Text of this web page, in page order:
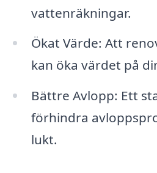
vattenräkningar.
Ökat Värde: Att
kan öka värdet på
Bättre Avlopp: Ett
förhindra
lukt.